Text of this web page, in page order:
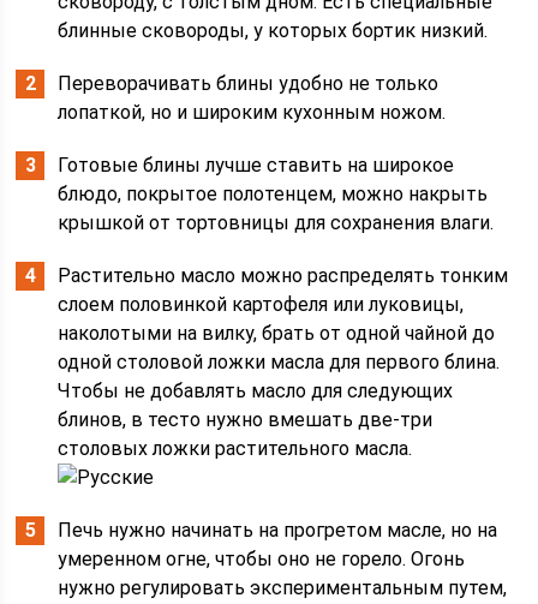
блинные сковороды, у которых бортик низкий.
Переворачивать блины удобно не только
лопаткой, но и широким кухонным ножом.
Готовые блины лучше ставить на широкое
блюдо, покрытое полотенцем, можно накрыть
крышкой от тортовницы для сохранения влаги.
Растительно масло можно распределять тонким
слоем половинкой картофеля или луковицы,
наколотыми на вилку, брать от одной чайной до
одной столовой ложки масла для первого блина.
Чтобы не добавлять масло для следующих
блинов, в тесто нужно вмешать две-три
столовых ложки растительного масла.
Печь нужно начинать на прогретом масле, но на
умеренном огне, чтобы оно не горело. Огонь
нужно регулировать экспериментальным путем,